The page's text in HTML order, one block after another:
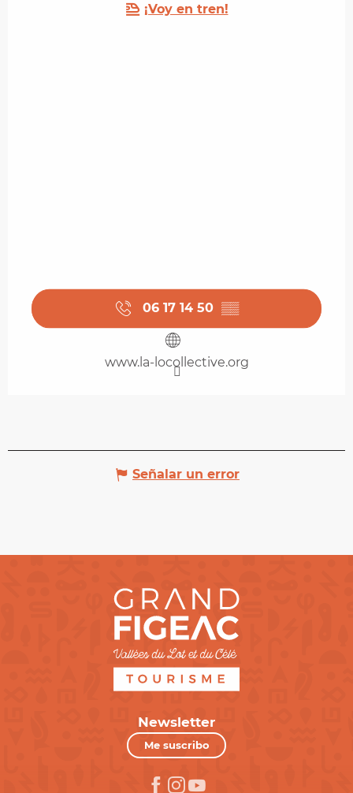
¡Voy en tren!
06 17 14 50 ▒▒
www.la-locollective.org
Señalar un error
Newsletter
Me suscribo